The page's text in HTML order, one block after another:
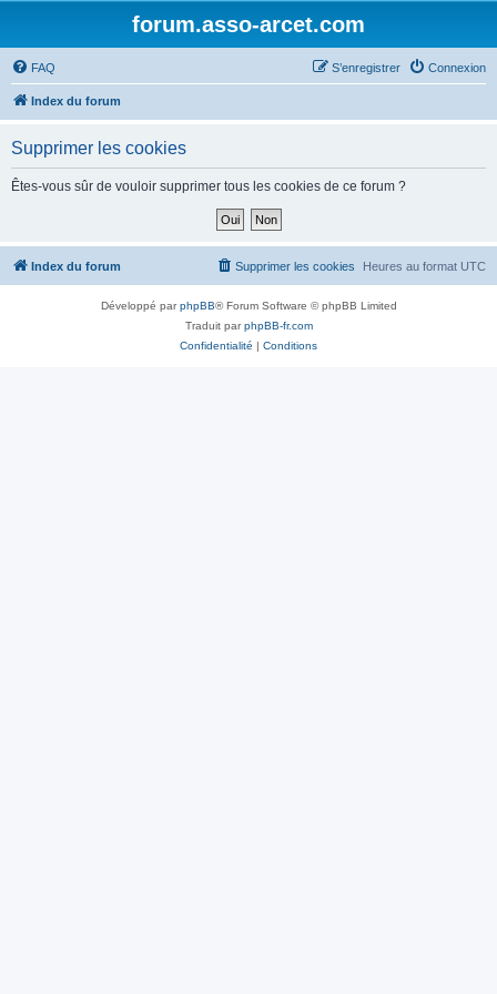
forum.asso-arcet.com
FAQ Connexion
S’enregistrer
Index du forum
Supprimer les cookies
Êtes-vous sûr de vouloir supprimer tous les cookies de ce forum ?
Index du forum Heures au format UTC
Supprimer les cookies
Développé parphpBB® Forum Software © phpBB Limited
Traduit parphpBB-fr.com
Confidentialité | Conditions